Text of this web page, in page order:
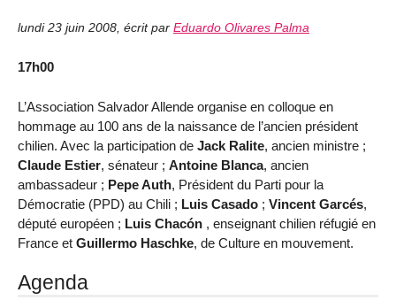
lundi 23 juin 2008, écrit par Eduardo Olivares Palma
17h00
L’Association Salvador Allende organise en colloque en
hommage au 100 ans de la naissance de l’ancien président
chilien. Avec la participation de Jack Ralite, ancien ministre ;
Claude Estier, sénateur ; Antoine Blanca, ancien
ambassadeur ; Pepe Auth, Président du Parti pour la
Démocratie (PPD) au Chili ; Luis Casado ; Vincent Garcés,
député européen ; Luis Chacón , enseignant chilien réfugié en
France et Guillermo Haschke, de Culture en mouvement.
Agenda